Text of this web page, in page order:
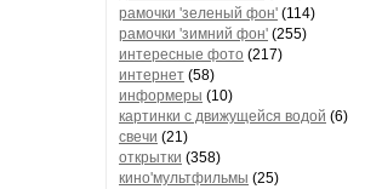
рамочки 'зеленый фон' (114)
рамочки 'зимний фон' (255)
интересные фото (217)
интернет (58)
информеры (10)
картинки с движущейся водой (6)
свечи (21)
открытки (358)
кино'мультфильмы (25)